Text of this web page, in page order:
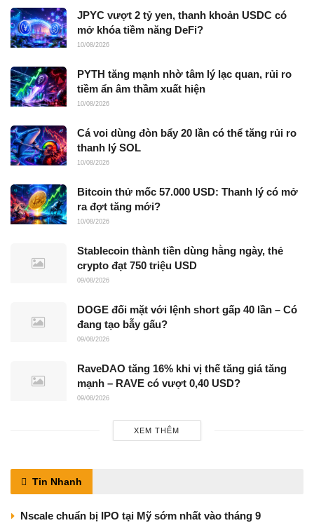
JPYC vượt 2 tỷ yen, thanh khoản USDC có
mở khóa tiềm năng DeFi?
10/08/2026
PYTH tăng mạnh nhờ tâm lý lạc quan, rủi ro
tiềm ẩn âm thầm xuất hiện
10/08/2026
Cá voi dùng đòn bẩy 20 lần có thể tăng rủi ro
thanh lý SOL
10/08/2026
Bitcoin thử mốc 57.000 USD: Thanh lý có mở
ra đợt tăng mới?
10/08/2026
Stablecoin thành tiền dùng hằng ngày, thẻ
crypto đạt 750 triệu USD
09/08/2026
DOGE đối mặt với lệnh short gấp 40 lần – Có
đang tạo bẫy gấu?
09/08/2026
RaveDAO tăng 16% khi vị thế tăng giá tăng
mạnh – RAVE có vượt 0,40 USD?
09/08/2026
XEM THÊM
Tin Nhanh
Nscale chuẩn bị IPO tại Mỹ sớm nhất vào tháng 9